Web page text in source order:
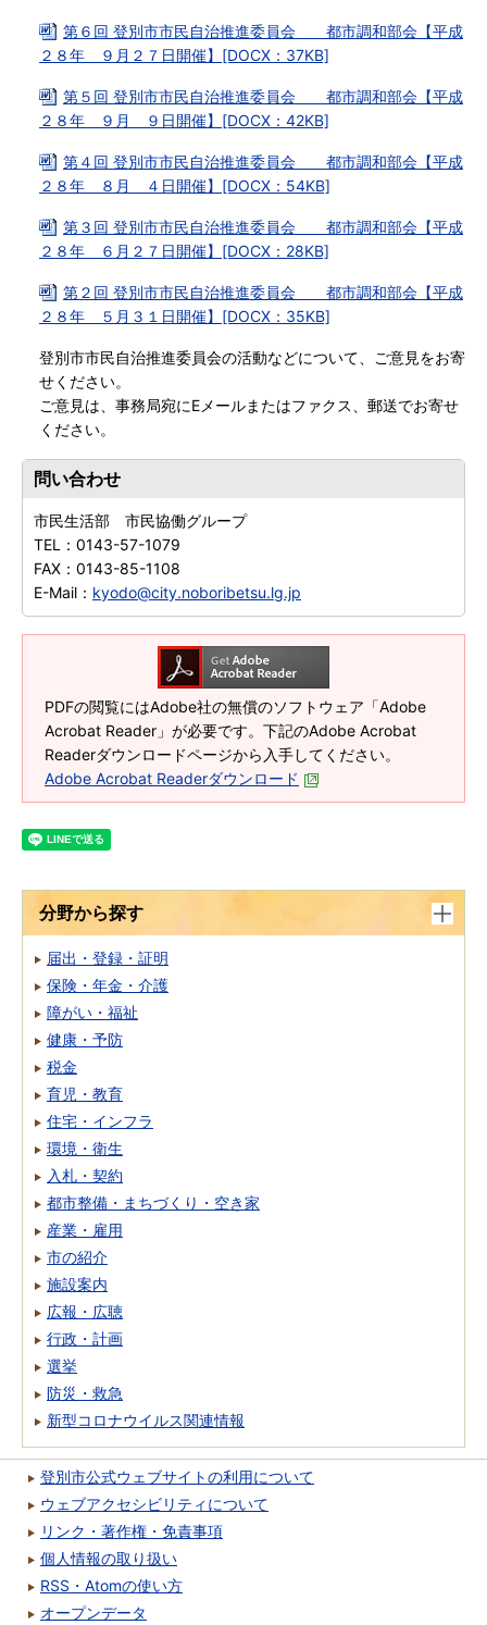
第６回 登別市市民自治推進委員会 都市調和部会【平成
２８年 ９月２７日開催】[DOCX：37KB]
第５回 登別市市民自治推進委員会 都市調和部会【平成
２８年 ９月 ９日開催】[DOCX：42KB]
第４回 登別市市民自治推進委員会 都市調和部会【平成
２８年 ８月 ４日開催】[DOCX：54KB]
第３回 登別市市民自治推進委員会 都市調和部会【平成
２８年 ６月２７日開催】[DOCX：28KB]
第２回 登別市市民自治推進委員会 都市調和部会【平成
２８年 ５月３１日開催】[DOCX：35KB]
登別市市民自治推進委員会の活動などについて、ご意見をお寄
せください。
ご意見は、事務局宛にEメールまたはファクス、郵送でお寄せ
ください。
問い合わせ
市民生活部 市民協働グループ
TEL： 0143-57-1079
FAX： 0143-85-1108
E-Mail： kyodo@city.noboribetsu.lg.jp
PDFの閲覧にはAdobe社の無償のソフトウェア「Adobe
Acrobat Reader」が必要です。下記のAdobe Acrobat
Readerダウンロードページから入手してください。
Adobe Acrobat Readerダウンロード
分野から探す
届出・登録・証明
保険・年金・介護
障がい・福祉
健康・予防
税金
育児・教育
住宅・インフラ
環境・衛生
入札・契約
都市整備・まちづくり・空き家
産業・雇用
市の紹介
施設案内
広報・広聴
行政・計画
選挙
防災・救急
新型コロナウイルス関連情報
登別市公式ウェブサイトの利用について
ウェブアクセシビリティについて
リンク・著作権・免責事項
個人情報の取り扱い
RSS・Atomの使い方
オープンデータ